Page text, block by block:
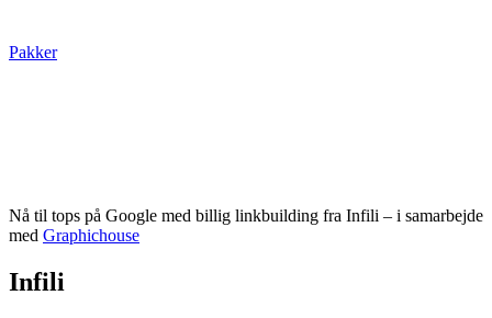
Pakker
Nå til tops på Google med billig linkbuilding fra Infili – i samarbejde
med Graphichouse
Infili